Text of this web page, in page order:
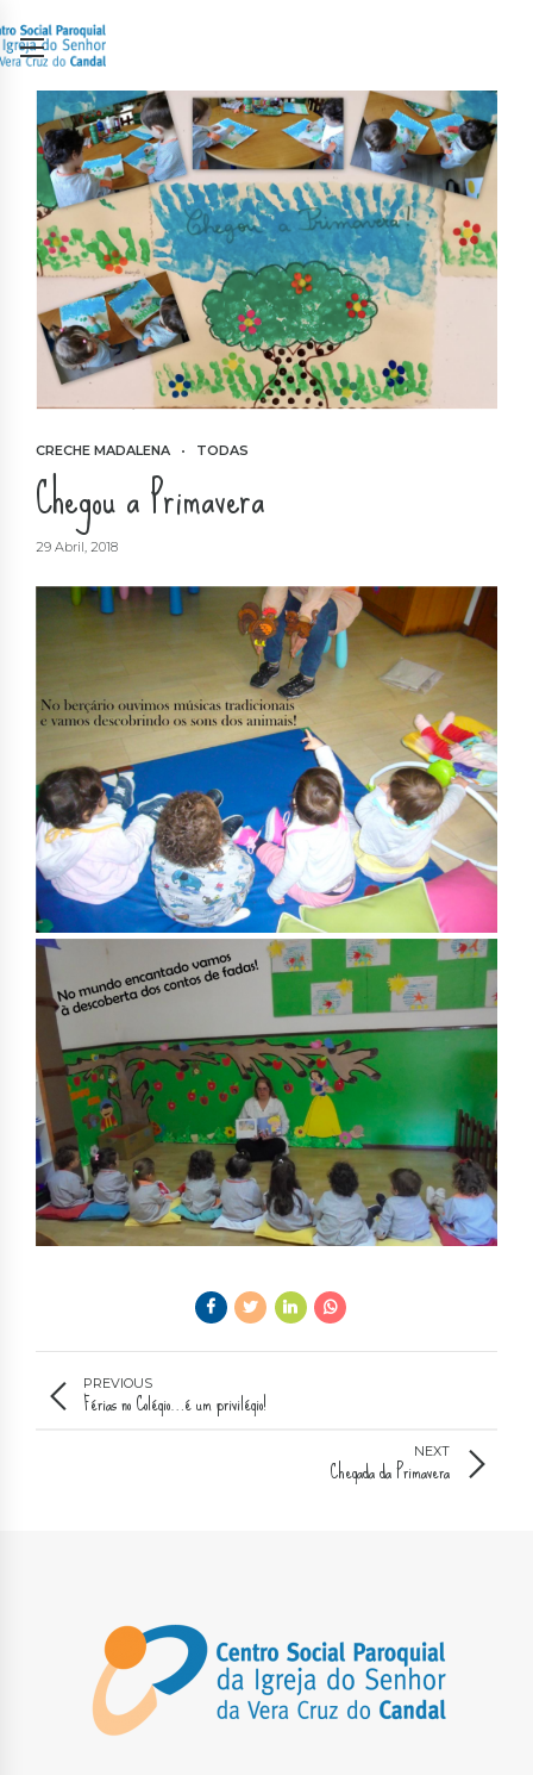
CRECHE MADALENA TODAS
Chegou a Primavera
29 Abril, 2018
PREVIOUS
Férias no Colégio…é um privilégio!
NEXT
Chegada da Primavera